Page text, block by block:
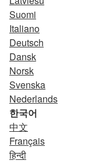
Suomi
Italiano
Deutsch
Dansk
Norsk
Svenska
Nederlands
한국어
中文
Français
हिन्दी